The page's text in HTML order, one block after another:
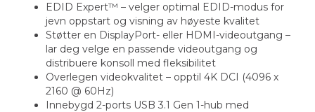
EDID Expert™ – velger optimal EDID-modus for
jevn oppstart og visning av høyeste kvalitet
Støtter en DisplayPort- eller HDMI-videoutgang –
lar deg velge en passende videoutgang og
distribuere konsoll med fleksibilitet
Overlegen videokvalitet – opptil 4K DCI (4096 x
2160 @ 60Hz)
Innebygd 2-ports USB 3.1 Gen 1-hub med